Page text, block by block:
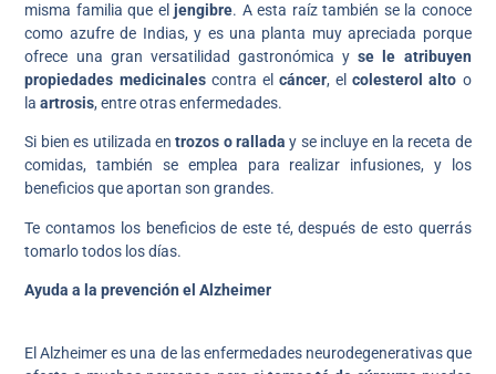
misma familia que eljengibre. A esta raíz también se la conoce
como azufre de Indias, y es una planta muy apreciada porque
ofrece una gran versatilidad gastronómica yse le atribuyen
propiedades medicinalescontra elcáncer, elcolesterol alto o
laartrosis, entre otras enfermedades.
Si bien es utilizada entrozos o ralladay se incluye en la receta de
comidas, también se emplea para realizar infusiones, y los
beneficios que aportan son grandes.
Te contamos los beneficios de este té, después de esto querrás
tomarlo todos los días.
Ayuda a la prevención el Alzheimer
El Alzheimer es una de las enfermedades neurodegenerativas que